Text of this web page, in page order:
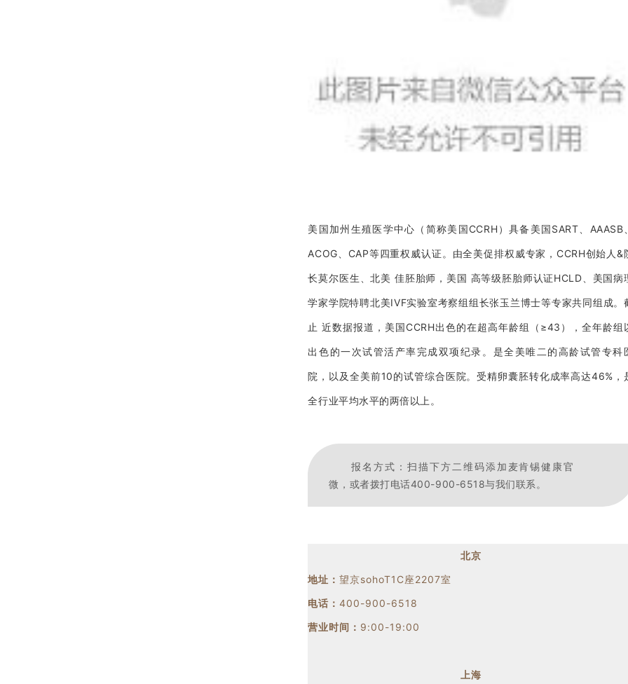
美国加州生殖医学中心（简称美国CCRH）具备美国SART、AAASB、
ACOG、CAP等四重权威认证。由全美促排权威专家，CCRH创始人&
长莫尔医生、北美 佳胚胎师，美国 高等级胚胎师认证HCLD、美国病
学家学院特聘北美IVF实验室考察组组长张玉兰博士等专家共同组成。
止 近数据报道，美国CCRH出色的在超高年龄组（≥43），全年龄组
出色的一次试管活产率完成双项纪录。是全美唯二的高龄试管专科
院，以及全美前10的试管综合医院。受精卵囊胚转化成率高达46%，
全行业平均水平的两倍以上。
报名方式：扫描下方二维码添加麦肯锡健康官
微，或者拨打电话400-900-6518与我们联系。
北京
地址：望京sohoT1C座2207室
电话：400-900-6518
营业时间： 9:00-19:00
上海